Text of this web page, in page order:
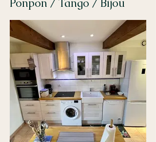
Ponpon / Tango / Bijou